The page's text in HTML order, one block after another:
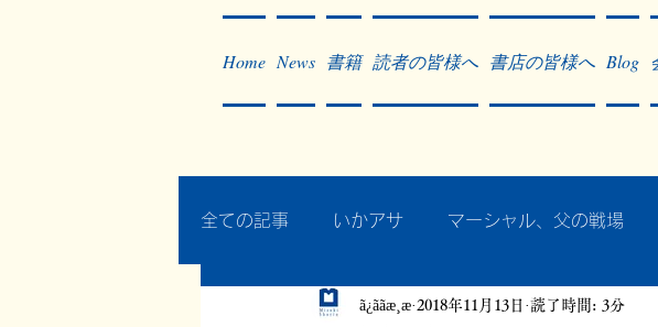
Home News 書籍 読者の皆様へ 書店の皆様へ Blog
全ての記事 いかアサ マーシャル、父の戦場
秘蔵写真200枚でたどるアジア・太平洋戦争
ã¿ããæ¸æ 2018年11月13日 読了時間: 3分